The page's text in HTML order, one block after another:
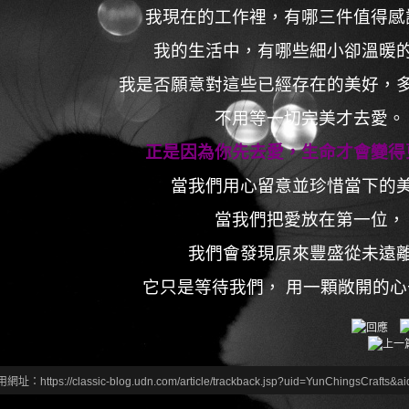
我現在的工作裡，有哪三件值得
我的生活中，有哪些細小卻溫暖
我是否願意對這些已經存在的美好，
不用等一切完美才去愛。
正是因為你先去愛，生命才會變
當我們用心留意並珍惜當下的
當我們把愛放在第一位，
我們會發現原來豐盛從未遠
它只是等待我們， 用一顆敞開的
網址：https://classic-blog.udn.com/article/